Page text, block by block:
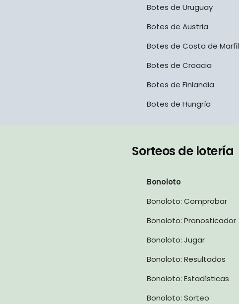
Botes de Uruguay
Botes de Austria
Botes de Costa de Marfil
Botes de Croacia
Botes de Finlandia
Botes de Hungría
Sorteos de lotería
Bonoloto
Bonoloto: Comprobar
Bonoloto: Pronosticador
Bonoloto: Jugar
Bonoloto: Resultados
Bonoloto: Estadísticas
Bonoloto: Sorteo